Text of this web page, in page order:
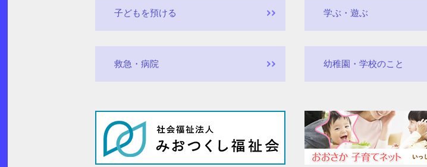
子どもを預ける 学ぶ・遊ぶ
救急・病院 幼稚園・学校のこと